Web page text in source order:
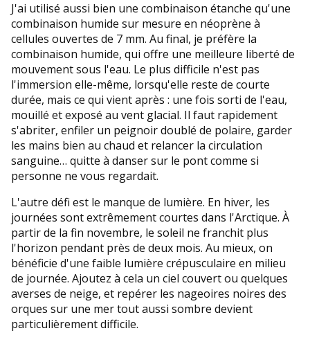
J'ai utilisé aussi bien une combinaison étanche qu'une
combinaison humide sur mesure en néoprène à
cellules ouvertes de 7 mm. Au final, je préfère la
combinaison humide, qui offre une meilleure liberté de
mouvement sous l'eau. Le plus difficile n'est pas
l'immersion elle-même, lorsqu'elle reste de courte
durée, mais ce qui vient après : une fois sorti de l'eau,
mouillé et exposé au vent glacial. Il faut rapidement
s'abriter, enfiler un peignoir doublé de polaire, garder
les mains bien au chaud et relancer la circulation
sanguine… quitte à danser sur le pont comme si
personne ne vous regardait.
L'autre défi est le manque de lumière. En hiver, les
journées sont extrêmement courtes dans l'Arctique. À
partir de la fin novembre, le soleil ne franchit plus
l'horizon pendant près de deux mois. Au mieux, on
bénéficie d'une faible lumière crépusculaire en milieu
de journée. Ajoutez à cela un ciel couvert ou quelques
averses de neige, et repérer les nageoires noires des
orques sur une mer tout aussi sombre devient
particulièrement difficile.